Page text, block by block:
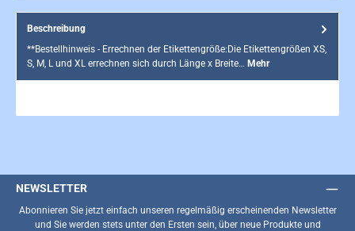
Beschreibung
**Bestellhinweis - Errechnen der Etikettengröße:Die Etikettengrößen XS,
S, M, L und XL errechnen sich durch Länge x Breite… Mehr
NEWSLETTER
Abonnieren Sie jetzt einfach unseren regelmäßig erscheinenden Newsletter
und Sie werden stets unter den Ersten sein, über neue Produkte und